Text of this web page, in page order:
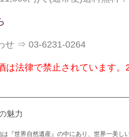
せ ⇒ 03-6231-0264
は法律で禁止されています。
魅力
『世界自然遺産』の中にあり、世界一美し